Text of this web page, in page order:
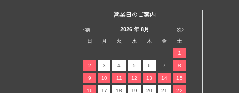
営業日のご案内
<前 次>
2026 年 8月
日 月 火 水 木 金 土
1
2 3 4 5 6 7 8
9 10 11 12 13 14 15
16 17 18 19 20 21 22